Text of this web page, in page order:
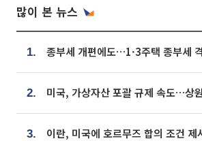
많이 본 뉴스
1.
2.
3.